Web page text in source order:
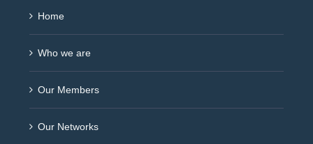
Home
Who we are
Our Members
Our Networks